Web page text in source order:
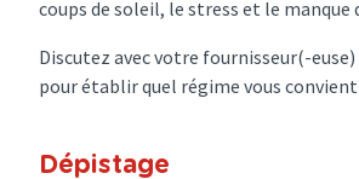
coups de soleil, le stress et le manque
Discutez avec votre fournisseur(-euse)
pour établir quel régime vous
Dépistage